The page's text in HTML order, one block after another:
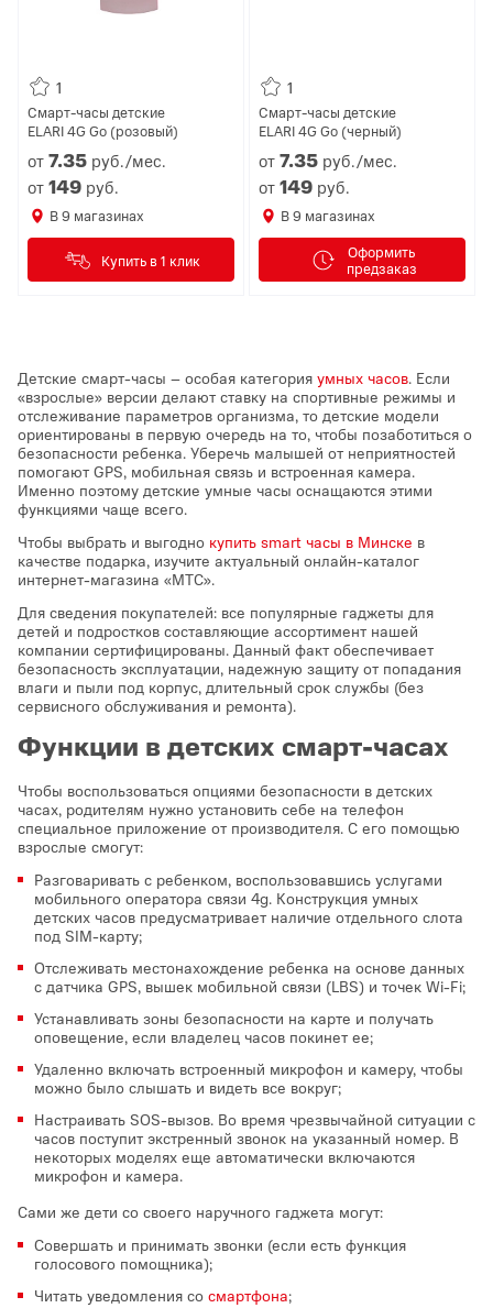
1
Смарт-часы детские
ELARI 4G Go (розовый)
от7.35 руб./мес.
от149 руб.
В9 магазинах
Купить в 1 клик
1
Смарт-часы детские
ELARI 4G Go (черный)
от7.35 руб./мес.
от149 руб.
В9 магазинах
Оформить
предзаказ
Детские смарт-часы – особая категория умных часов. Если
«взрослые» версии делают ставку на спортивные режимы и
отслеживание параметров организма, то детские модели
ориентированы в первую очередь на то, чтобы позаботиться о
безопасности ребенка. Уберечь малышей от неприятностей
помогают GPS, мобильная связь и встроенная камера.
Именно поэтому детские умные часы оснащаются этими
функциями чаще всего.
Чтобы выбрать и выгодно купить smart часы в Минске в
качестве подарка, изучите актуальный онлайн-каталог
интернет-магазина «МТС».
Для сведения покупателей: все популярные гаджеты для
детей и подростков составляющие ассортимент нашей
компании сертифицированы. Данный факт обеспечивает
безопасность эксплуатации, надежную защиту от попадания
влаги и пыли под корпус, длительный срок службы (без
сервисного обслуживания и ремонта).
Функции в детских смарт-часах
Чтобы воспользоваться опциями безопасности в детских
часах, родителям нужно установить себе на телефон
специальное приложение от производителя. С его помощью
взрослые смогут:
Разговаривать с ребенком, воспользовавшись услугами
мобильного оператора связи 4g. Конструкция умных
детских часов предусматривает наличие отдельного слота
под SIM-карту;
Отслеживать местонахождение ребенка на основе данных
с датчика GPS, вышек мобильной связи (LBS) и точек Wi-Fi;
Устанавливать зоны безопасности на карте и получать
оповещение, если владелец часов покинет ее;
Удаленно включать встроенный микрофон и камеру, чтобы
можно было слышать и видеть все вокруг;
Настраивать SOS-вызов. Во время чрезвычайной ситуации с
часов поступит экстренный звонок на указанный номер. В
некоторых моделях еще автоматически включаются
микрофон и камера.
Сами же дети со своего наручного гаджета могут:
Совершать и принимать звонки (если есть функция
голосового помощника);
Читать уведомления со смартфона;